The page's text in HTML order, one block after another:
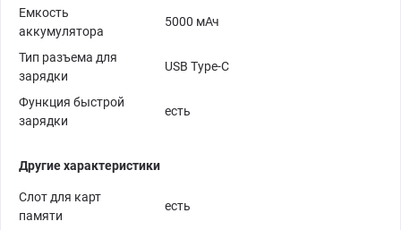
Емкость
аккумулятора
5000 мАч
Тип разъема для
зарядки
USB Type-C
Функция быстрой
зарядки
есть
Другие характеристики
Слот для карт
памяти
есть